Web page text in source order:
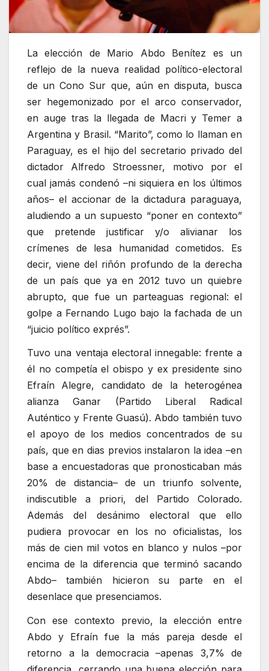
La elección de Mario Abdo Benítez es un
reflejo de la nueva realidad político-electoral
de un Cono Sur que, aún en disputa, busca
ser hegemonizado por el arco conservador,
en auge tras la llegada de Macri y Temer a
Argentina y Brasil. “Marito”, como lo llaman en
Paraguay, es el hijo del secretario privado del
dictador Alfredo Stroessner, motivo por el
cual jamás condenó –ni siquiera en los últimos
años– el accionar de la dictadura paraguaya,
aludiendo a un supuesto “poner en contexto”
que pretende justificar y/o alivianar los
crímenes de lesa humanidad cometidos. Es
decir, viene del riñón profundo de la derecha
de un país que ya en 2012 tuvo un quiebre
abrupto, que fue un parteaguas regional: el
golpe a Fernando Lugo bajo la fachada de un
“juicio político exprés”.
Tuvo una ventaja electoral innegable: frente a
él no competía el obispo y ex presidente sino
Efraín Alegre, candidato de la heterogénea
alianza Ganar (Partido Liberal Radical
Auténtico y Frente Guasú). Abdo también tuvo
el apoyo de los medios concentrados de su
país, que en dias previos instalaron la idea –en
base a encuestadoras que pronosticaban más
20% de distancia– de un triunfo solvente,
indiscutible a priori, del Partido Colorado.
Además del desánimo electoral que ello
pudiera provocar en los no oficialistas, los
más de cien mil votos en blanco y nulos –por
encima de la diferencia que terminó sacando
Abdo– también hicieron su parte en el
desenlace que presenciamos.
Con ese contexto previo, la elección entre
Abdo y Efraín fue la más pareja desde el
retorno a la democracia –apenas 3,7% de